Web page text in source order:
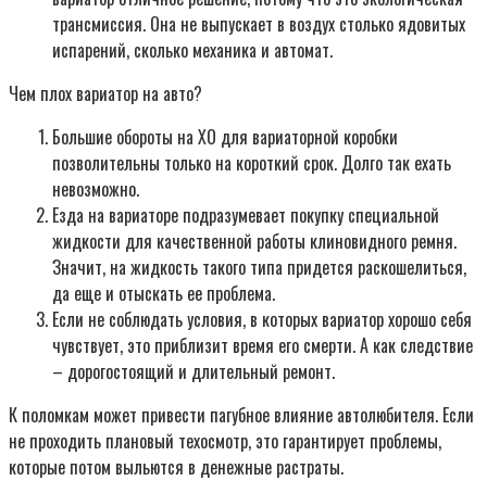
трансмиссия. Она не выпускает в воздух столько ядовитых
испарений, сколько механика и автомат.
Чем плох вариатор на авто?
Большие обороты на ХО для вариаторной коробки
позволительны только на короткий срок. Долго так ехать
невозможно.
Езда на вариаторе подразумевает покупку специальной
жидкости для качественной работы клиновидного ремня.
Значит, на жидкость такого типа придется раскошелиться,
да еще и отыскать ее проблема.
Если не соблюдать условия, в которых вариатор хорошо себя
чувствует, это приблизит время его смерти. А как следствие
– дорогостоящий и длительный ремонт.
К поломкам может привести пагубное влияние автолюбителя. Если
не проходить плановый техосмотр, это гарантирует проблемы,
которые потом выльются в денежные растраты.